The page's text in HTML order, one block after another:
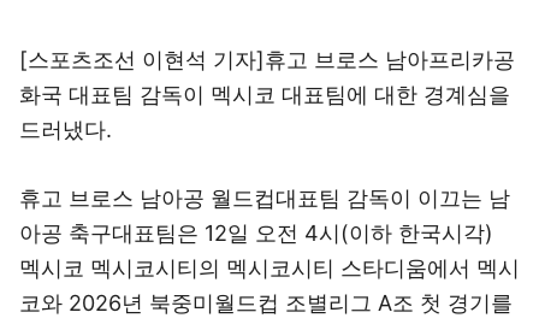
[스포츠조선 이현석 기자]휴고 브로스 남아프리카공
화국 대표팀 감독이 멕시코 대표팀에 대한 경계심을
드러냈다.
휴고 브로스 남아공 월드컵대표팀 감독이 이끄는 남
아공 축구대표팀은 12일 오전 4시(이하 한국시각)
멕시코 멕시코시티의 멕시코시티 스타디움에서 멕시
코와 2026년 북중미월드컵 조별리그 A조 첫 경기를